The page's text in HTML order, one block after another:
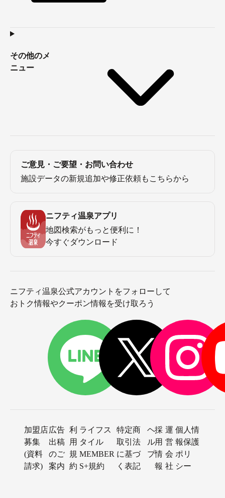
その他のメ
ニュー
ご意見・ご要望・お問い合わせ
施設データの新規追加や修正依頼もこちらから
ニフティ温泉アプリ
地図検索がもっと便利に！
今すぐダウンロード
ニフティ温泉公式アカウントをフォローして
おトク情報やクーポン情報を受け取ろう
加盟店
募集
(資料
請求)
広告
出稿
のご
案内
利
用
規
約
ライフス
タイル
MEMBER
S+規約
特定商
取引法
に基づ
く表記
ヘ
ル
プ
採
用
情
報
運
営
会
社
個人情
報保護
ポリ
シー